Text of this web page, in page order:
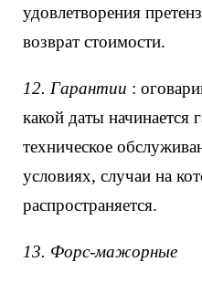
удовлетворения
возврат стоимости.
12. Гарантии :
какой даты начинается
техническое
условиях, случаи на
распространяется.
13. Форс-мажорные